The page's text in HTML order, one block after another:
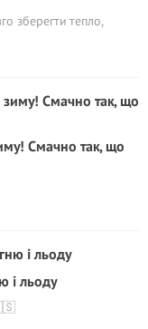
зберегти тепло,
Смачно так, що
і льоду